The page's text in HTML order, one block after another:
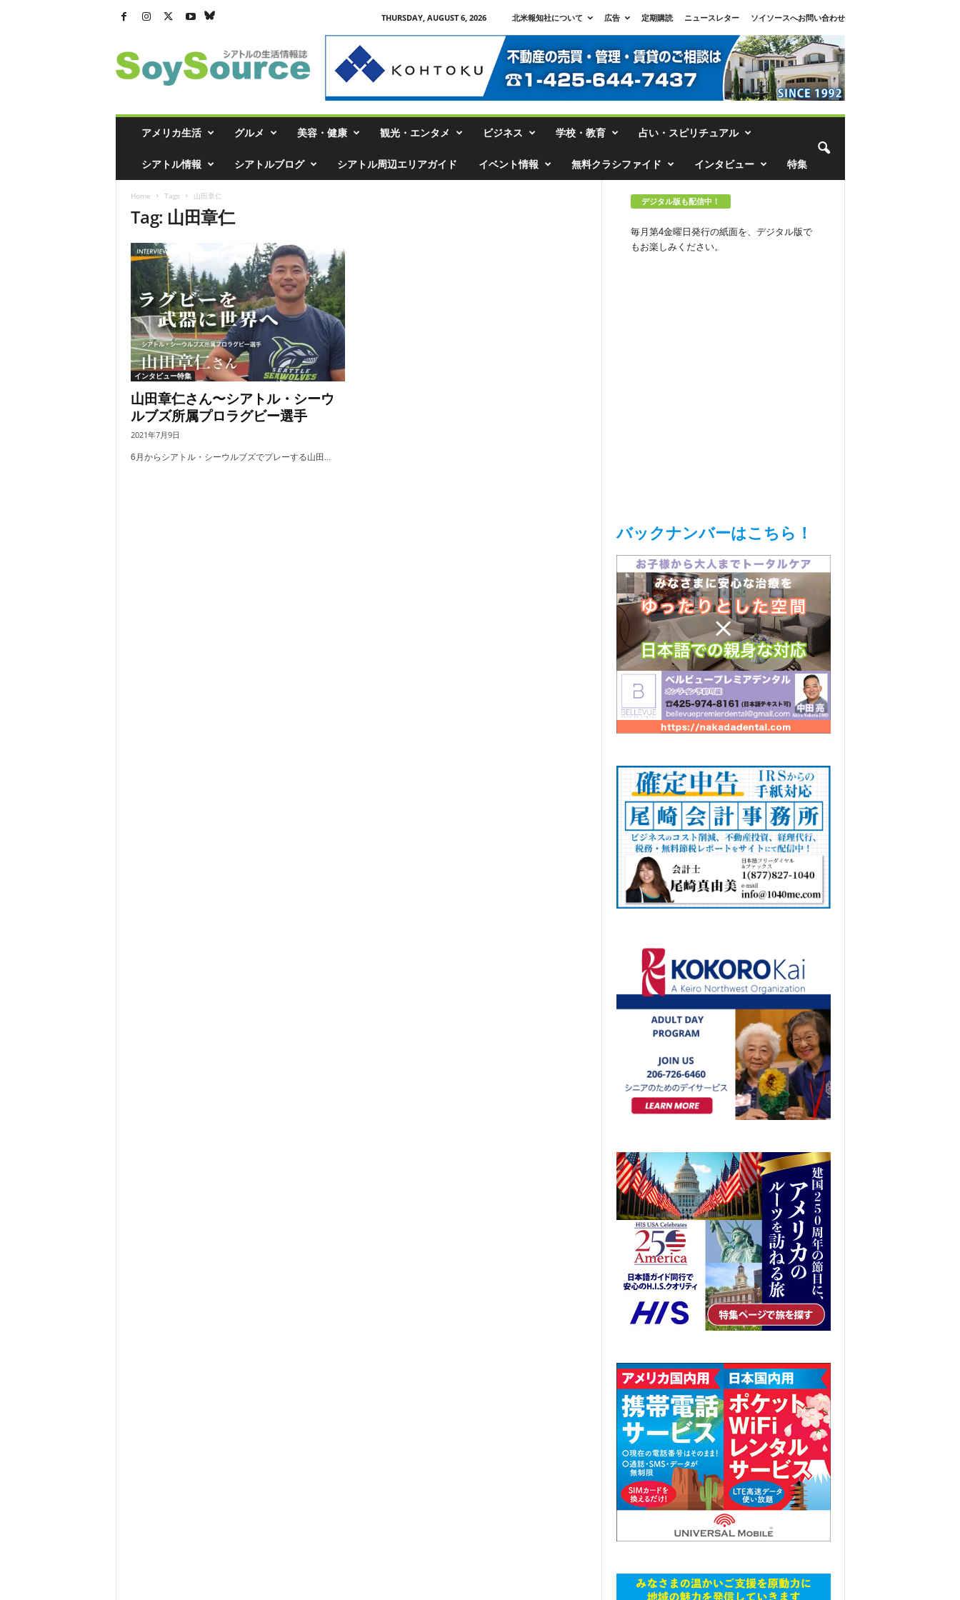
THURSDAY, AUGUST 6, 2026 北米報知社について 広告 定期購読 ニュースレター
ソイソースへお問い合わせ
ト
ル
アメリカ生活 グルメ 美容・健康 観光・エンタメ ビジネス 学校・教育 占い・スピリチュアル
シアトル情報 シアトルブログ シアトル周辺エリアガイド イベント情報 無料クラシファイド インタビュー 特集
Home Tags 山田章仁
Tag: 山田章仁
インタビュー特集
山田章仁さん〜シアトル・シーウ
ルブズ所属プロラグビー選手
2021年7月9日
6月からシアトル・シーウルブズでプレーする山田...
デジタル版も配信中！
毎月第4金曜日発行の紙面を、デジタル版で
もお楽しみください。
バックナンバーはこちら！